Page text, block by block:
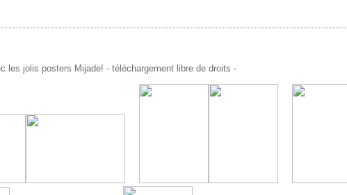
les jolis posters Mijade! - téléchargement libre de droits -